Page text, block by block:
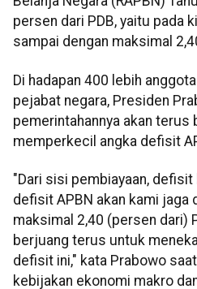
persen dari PDB, yaitu pada
sampai dengan maksimal
Di hadapan 400 lebih
pejabat negara, Presiden
pemerintahannya akan terus
memperkecil angka defisit
"Dari sisi pembiayaan,
defisit APBN akan kami jaga
maksimal 2,40 (persen dari)
berjuang terus untuk
defisit ini," kata Prabowo
kebijakan ekonomi makro